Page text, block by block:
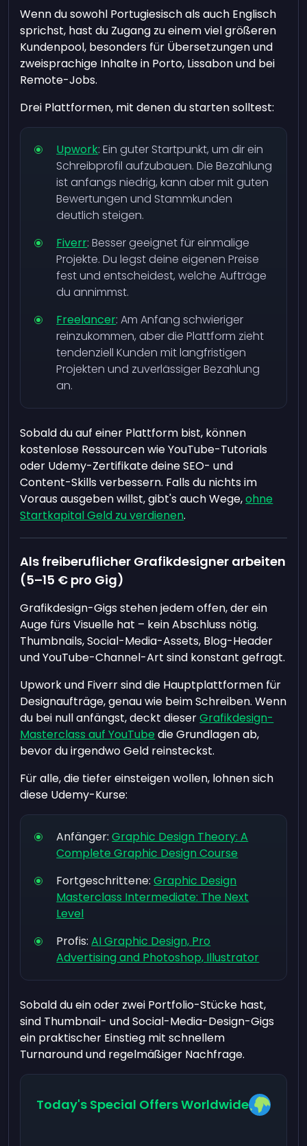
Wenn du sowohl Portugiesisch als auch Englisch
sprichst, hast du Zugang zu einem viel größeren
Kundenpool, besonders für Übersetzungen und
zweisprachige Inhalte in Porto, Lissabon und bei
Remote-Jobs.
Drei Plattformen, mit denen du starten solltest:
Upwork: Ein guter Startpunkt, um dir ein
Schreibprofil aufzubauen. Die Bezahlung
ist anfangs niedrig, kann aber mit guten
Bewertungen und Stammkunden
deutlich steigen.
Fiverr: Besser geeignet für einmalige
Projekte. Du legst deine eigenen Preise
fest und entscheidest, welche Aufträge
du annimmst.
Freelancer: Am Anfang schwieriger
reinzukommen, aber die Plattform zieht
tendenziell Kunden mit langfristigen
Projekten und zuverlässiger Bezahlung
an.
Sobald du auf einer Plattform bist, können
kostenlose Ressourcen wie YouTube-Tutorials
oder Udemy-Zertifikate deine SEO- und
Content-Skills verbessern. Falls du nichts im
Voraus ausgeben willst, gibt's auch Wege,ohne
Startkapital Geld zu verdienen.
Als freiberuflicher Grafikdesigner arbeiten
(5–15 € pro Gig)
Grafikdesign-Gigs stehen jedem offen, der ein
Auge fürs Visuelle hat – kein Abschluss nötig.
Thumbnails, Social-Media-Assets, Blog-Header
und YouTube-Channel-Art sind konstant gefragt.
Upwork und Fiverr sind die Hauptplattformen für
Designaufträge, genau wie beim Schreiben. Wenn
du bei null anfängst, deckt dieserGrafikdesign-
Masterclass auf YouTube die Grundlagen ab,
bevor du irgendwo Geld reinsteckst.
Für alle, die tiefer einsteigen wollen, lohnen sich
diese Udemy-Kurse:
Anfänger: Graphic Design Theory: A
Complete Graphic Design Course
Fortgeschrittene: Graphic Design
Masterclass Intermediate: The Next
Level
Profis: AI Graphic Design, Pro
Advertising and Photoshop, Illustrator
Sobald du ein oder zwei Portfolio-Stücke hast,
sind Thumbnail- und Social-Media-Design-Gigs
ein praktischer Einstieg mit schnellem
Turnaround und regelmäßiger Nachfrage.
Today's Special Offers Worldwide